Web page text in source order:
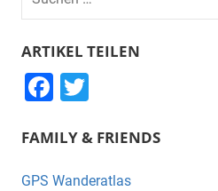
nach:
ARTIKEL TEILEN
F
c
e
tt
er
FAMILY & FRIENDS
GPS Wanderatlas